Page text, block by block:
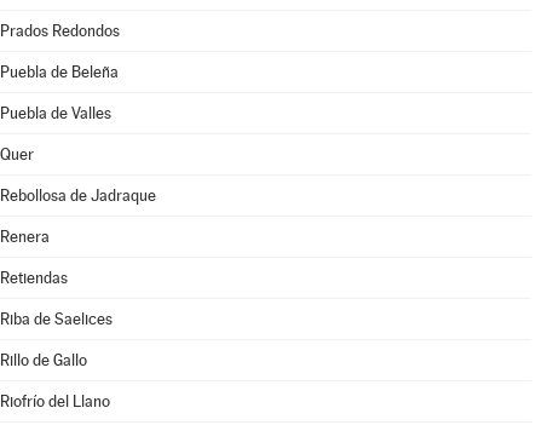
Prados Redondos
Puebla de Beleña
Puebla de Valles
Quer
Rebollosa de Jadraque
Renera
Retiendas
Riba de Saelices
Rillo de Gallo
Riofrío del Llano